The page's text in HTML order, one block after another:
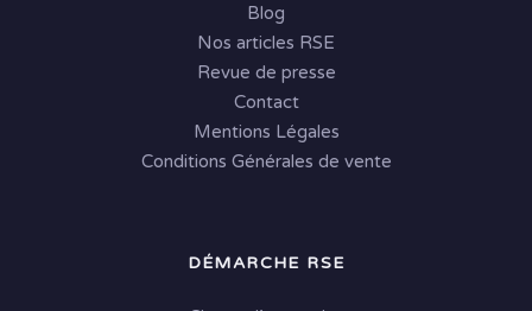
Blog
Nos articles RSE
Revue de presse
Contact
Mentions Légales
Conditions Générales de vente
DÉMARCHE RSE